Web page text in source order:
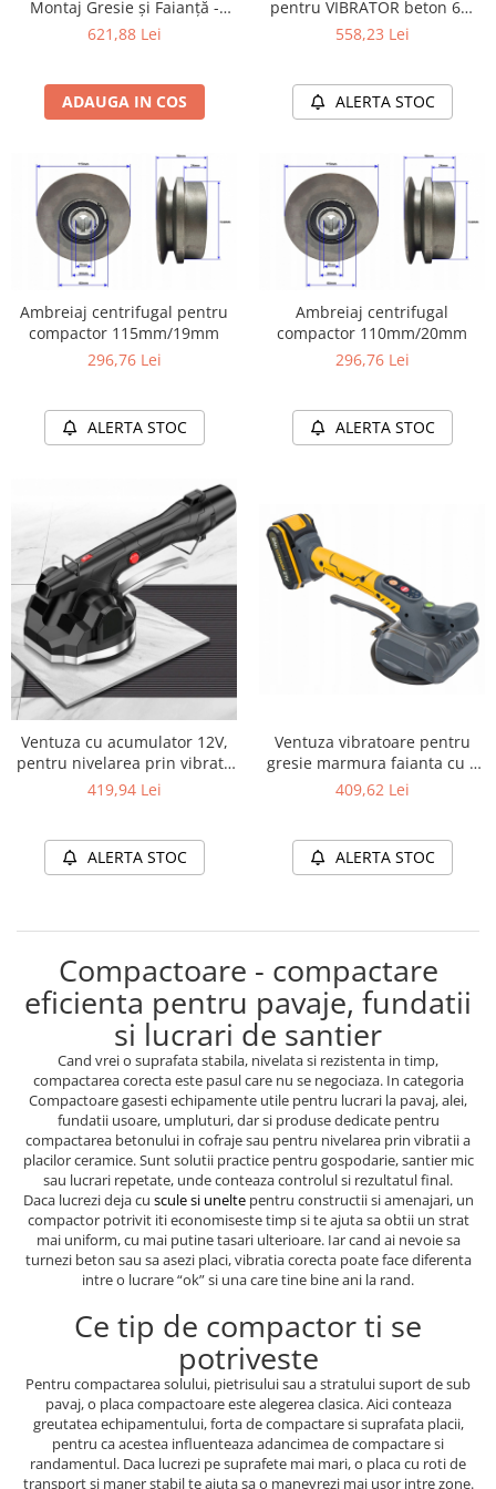
Protectia muncii
Slefuitoare
Suport motocicleta
Surubelnite
Tunuri de caldura si aeroteme
Utilaje constructie
Montaj Gresie și Faianță -
Profesională 18V, 600W + 2
621,88 Lei
ADAUGA IN COS
pentru VIBRATOR beton 6m
45mm
558,23 Lei
ALERTA STOC
Ambreiaj centrifugal pentru
compactor 115mm/19mm
296,76 Lei
ALERTA STOC
Ambreiaj centrifugal
compactor 110mm/20mm
296,76 Lei
ALERTA STOC
Ventuza cu acumulator 12V,
pentru nivelarea prin vibratii
1,5 Ah
419,94 Lei
ALERTA STOC
Ventuza vibratoare pentru
gresie marmura faianta cu 2
baterii de 21V
409,62 Lei
ALERTA STOC
Compactoare - compactare
eficienta pentru pavaje, fundatii
si lucrari de santier
Cand vrei o suprafata stabila, nivelata si rezistenta in timp,
compactarea corecta este pasul care nu se negociaza. In categoria
Compactoare gasesti echipamente utile pentru lucrari la pavaj, alei,
fundatii usoare, umpluturi, dar si produse dedicate pentru
compactarea betonului in cofraje sau pentru nivelarea prin vibratii a
placilor ceramice. Sunt solutii practice pentru gospodarie, santier mic
sau lucrari repetate, unde conteaza controlul si rezultatul final.
Daca lucrezi deja cu scule si uneltepentru constructii si amenajari, un
compactor potrivit iti economiseste timp si te ajuta sa obtii un strat
mai uniform, cu mai putine tasari ulterioare. Iar cand ai nevoie sa
turnezi beton sau sa asezi placi, vibratia corecta poate face diferenta
intre o lucrare “ok” si una care tine bine ani la rand.
Ce tip de compactor ti se
potriveste
Pentru compactarea solului, pietrisului sau a stratului suport de sub
pavaj, o placa compactoare este alegerea clasica. Aici conteaza
greutatea echipamentului, forta de compactare si suprafata placii,
pentru ca acestea influenteaza adancimea de compactare si
randamentul. Daca lucrezi pe suprafete mai mari, o placa cu roti de
transport si maner stabil te ajuta sa o manevrezi mai usor intre zone.